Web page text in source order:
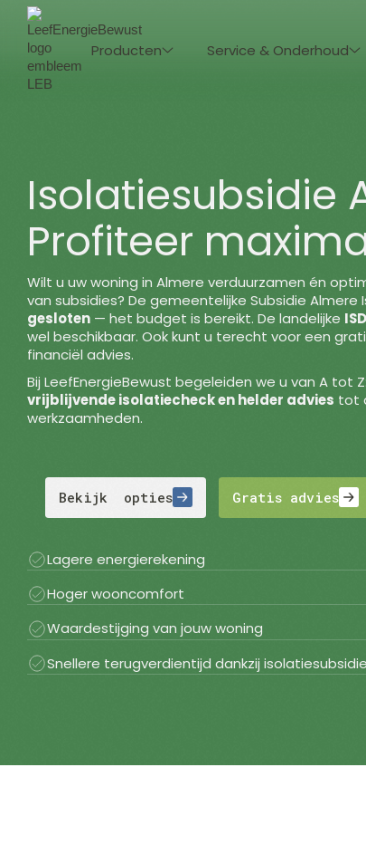
Producten Service & Onderhoud
Isolatiesubsidie
Profiteer
Wilt u uw woning in Almere verduurzamen én
van subsidies? De gemeentelijke Subsidie Almere
gesloten— het budget is bereikt. De landelijke
wel beschikbaar. Ook kunt u terecht voor een
financiël advies.
Bij LeefEnergieBewust begeleiden we u van A tot
vrijblijvende isolatiecheck en helder advies tot
werkzaamheden.
Bekijk opties Gratis advies
Lagere energierekening
Hoger wooncomfort
Waardestijging van jouw woning
Snellere terugverdientijd dankzij isolatiesubsidie